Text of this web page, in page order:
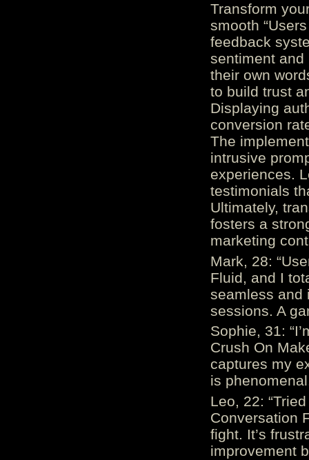
Transform
smooth
feedback
sentiment and
their own
to build trust
Displaying
conversion
The
intrusive
experiences.
testimonials
Ultimately,
fosters a
marketing
Mark, 28:
Fluid, and I
seamless and
sessions. A
Sophie, 31:
Crush On
captures my
is
Leo, 22:
Conversation
fight. It’s
improvement